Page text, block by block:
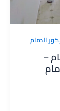
الدمام
–